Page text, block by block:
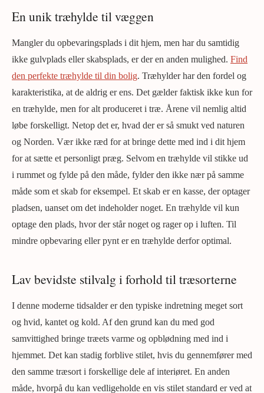
En unik træhylde til væggen
Mangler du opbevaringsplads i dit hjem, men har du samtidig
ikke gulvplads eller skabsplads, er der en anden mulighed. Find
den perfekte træhylde til din bolig. Træhylder har den fordel og
karakteristika, at de aldrig er ens. Det gælder faktisk ikke kun for
en træhylde, men for alt produceret i træ. Årene vil nemlig altid
løbe forskelligt. Netop det er, hvad der er så smukt ved naturen
og Norden. Vær ikke ræd for at bringe dette med ind i dit hjem
for at sætte et personligt præg. Selvom en træhylde vil stikke ud
i rummet og fylde på den måde, fylder den ikke nær på samme
måde som et skab for eksempel. Et skab er en kasse, der optager
pladsen, uanset om det indeholder noget. En træhylde vil kun
optage den plads, hvor der står noget og rager op i luften. Til
mindre opbevaring eller pynt er en træhylde derfor optimal.
Lav bevidste stilvalg i forhold til træsorterne
I denne moderne tidsalder er den typiske indretning meget sort
og hvid, kantet og kold. Af den grund kan du med god
samvittighed bringe træets varme og opblødning med ind i
hjemmet. Det kan stadig forblive stilet, hvis du gennemfører med
den samme træsort i forskellige dele af interiøret. En anden
måde, hvorpå du kan vedligeholde en vis stilet standard er ved at